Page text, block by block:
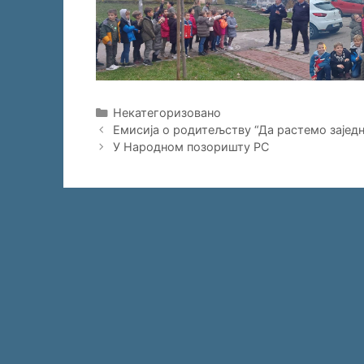
Categories
Некатегоризовано
Емисија о родитељству “Да растемо
У Народном позоришту РС